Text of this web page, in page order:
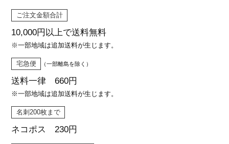
ご注文金額合計
10,000円以上で送料無料
※一部地域は追加送料が生じます。
宅急便 （一部離島を除く）
送料一律 660円
※一部地域は追加送料が生じます。
名刺200枚まで
ネコポス 230円